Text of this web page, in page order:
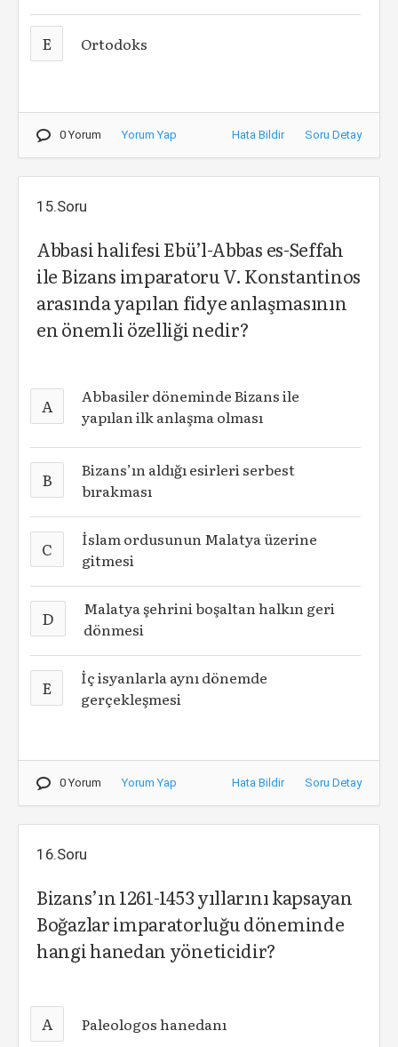
E Ortodoks
0 Yorum Yorum Yap Hata Bildir Soru Detay
15.Soru
Abbasi halifesi Ebü’l-Abbas es-Seffah
ile Bizans imparatoru V. Konstantinos
arasında yapılan fidye anlaşmasının
en önemli özelliği nedir?
A
Abbasiler döneminde Bizans ile
yapılan ilk anlaşma olması
B
Bizans’ın aldığı esirleri serbest
bırakması
C
İslam ordusunun Malatya üzerine
gitmesi
D
Malatya şehrini boşaltan halkın geri
dönmesi
E
İç isyanlarla aynı dönemde
gerçekleşmesi
0 Yorum Yorum Yap Hata Bildir Soru Detay
16.Soru
Bizans’ın 1261-1453 yıllarını kapsayan
Boğazlar imparatorluğu döneminde
hangi hanedan yöneticidir?
A Paleologos hanedanı